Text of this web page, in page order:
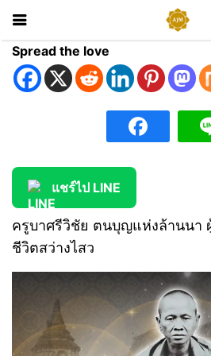
Spread the love
แชร์ไป LINE
ครูบาศรีวิชัย ตนบุญแห่งล้านนา
ชีวิตสว่างไสว